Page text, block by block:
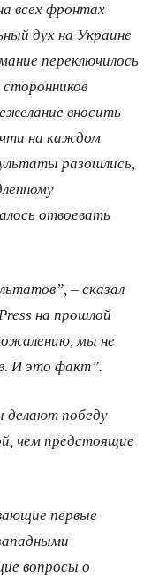
всех фронтах
дух на Украине
переключилось
вносить
на каждом
разошлись,
отвоевать
– сказал
на прошлой
мы не
И это факт”.
делают победу
чем предстоящие
первые
вопросы о